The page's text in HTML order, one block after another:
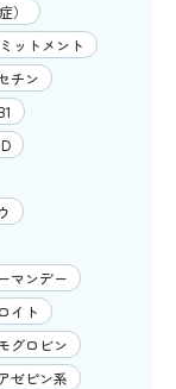
）
ットメント
チン
マンデー
イト
グロビン
ゼピン系